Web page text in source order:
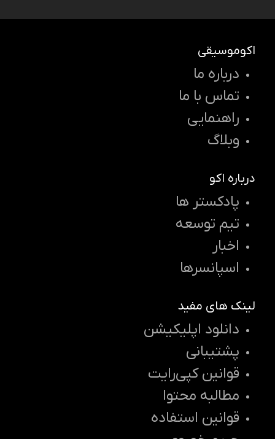
اکوموسیقی
درباره ما
تماس با ما
راهنمایی
وبلاگ
درباره اکو
پادکستر ها
تیم توسعه
اخبار
اسپانسرها
لینک های مفید
دانلود اپلیکیشن
پشتیبانی
قوانین کپی‌رایت
مطالبه محتوا
قوانین استفاده